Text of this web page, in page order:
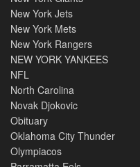
New York Jets
New York Mets
New York Rangers
NEW YORK YANKEES
NFL
North Carolina
Novak Djokovic
Obituary
Oklahoma City Thunder
Olympiacos